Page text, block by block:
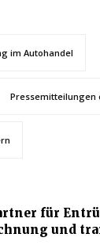
im Autohandel
Pressemitteilungen
für
und